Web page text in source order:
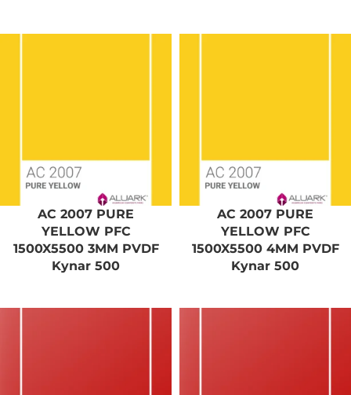
AC 2007 PURE
YELLOW PFC
1500X5500 3MM PVDF
Kynar 500
AC 2007 PURE
YELLOW PFC
1500X5500 4MM PVDF
Kynar 500